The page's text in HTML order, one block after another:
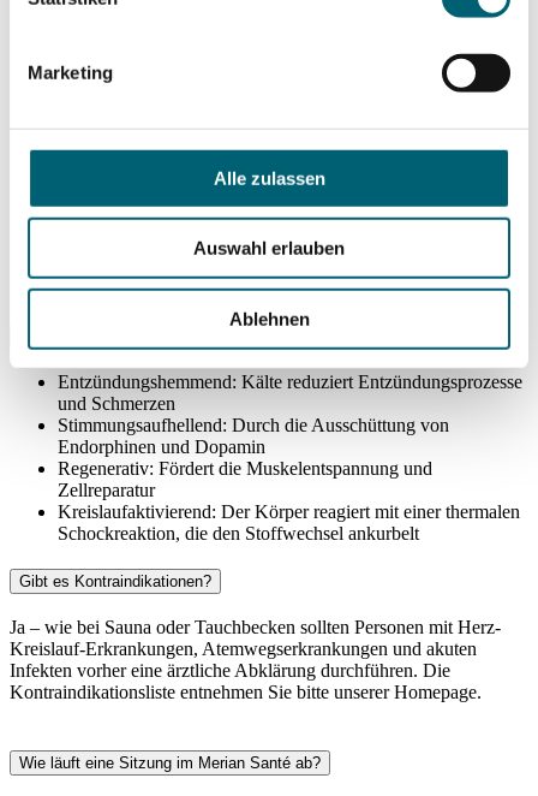
Marketing
Alle zulassen
Auswahl erlauben
Ablehnen
Sportler:innen zur Regeneration und Leistungssteigerung
Menschen mit chronischen Schmerzen (z. B. Rheuma,
Personen mit Stress, Schlafstörungen, Depressionen oder
Erschöpfung
Alle, die ihr Immunsystem stärken oder den Stoffwechsel
Neurologische Erkrankungen: Multiple Sklerose, Migräne,
Neurodermitis
Entzündungshemmend: Kälte reduziert Entzündungsprozesse
und Schmerzen
Stimmungsaufhellend: Durch die Ausschüttung von
Endorphinen und Dopamin
Regenerativ: Fördert die Muskelentspannung und
Zellreparatur
Kreislaufaktivierend: Der Körper reagiert mit einer thermalen
Schockreaktion, die den Stoffwechsel ankurbelt
Gibt es Kontraindikationen?
Ja – wie bei Sauna oder Tauchbecken sollten Personen mit Herz-
Kreislauf-Erkrankungen, Atemwegserkrankungen und akuten
Infekten vorher eine ärztliche Abklärung durchführen. Die
Kontraindikationsliste entnehmen Sie bitte unserer Homepage.
Wie läuft eine Sitzung im Merian Santé ab?